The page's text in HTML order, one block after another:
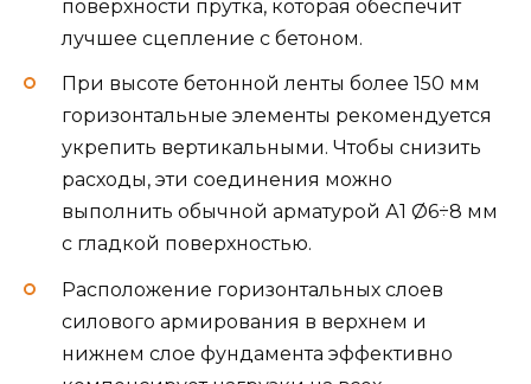
поверхности прутка, которая обеспечит
лучшее сцепление с бетоном.
При высоте бетонной ленты более 150 мм
горизонтальные элементы рекомендуется
укрепить вертикальными. Чтобы снизить
расходы, эти соединения можно
выполнить обычной арматурой А1 Ø6÷8 мм
с гладкой поверхностью.
Расположение горизонтальных слоев
силового армирования в верхнем и
нижнем слое фундамента эффективно